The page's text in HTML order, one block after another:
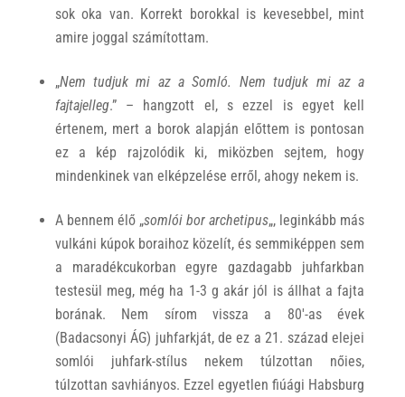
sok oka van. Korrekt borokkal is kevesebbel, mint
amire joggal számítottam.
„Nem tudjuk mi az a Somló. Nem tudjuk mi az a
fajtajelleg.” – hangzott el, s ezzel is egyet kell
értenem, mert a borok alapján előttem is pontosan
ez a kép rajzolódik ki, miközben sejtem, hogy
mindenkinek van elképzelése erről, ahogy nekem is.
A bennem élő „somlói bor archetipus„, leginkább más
vulkáni kúpok boraihoz közelít, és semmiképpen sem
a maradékcukorban egyre gazdagabb juhfarkban
testesül meg, még ha 1-3 g akár jól is állhat a fajta
borának. Nem sírom vissza a 80′-as évek
(Badacsonyi ÁG) juhfarkját, de ez a 21. század elejei
somlói juhfark-stílus nekem túlzottan nőies,
túlzottan savhiányos. Ezzel egyetlen fiúági Habsburg